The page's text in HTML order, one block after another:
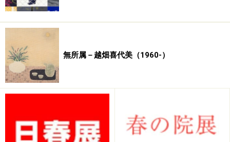
無所属－越畑喜代美（1960-）